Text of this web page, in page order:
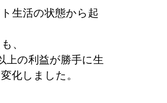
生活の状態から起
、
上の利益が勝手に生
化しました。